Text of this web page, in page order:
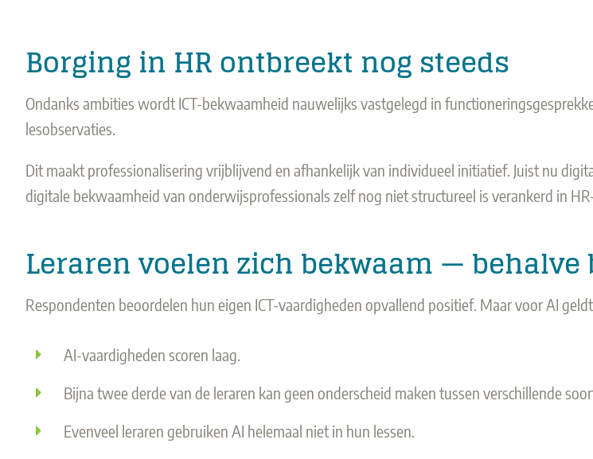
Borging in HR ontbreekt nog steeds
Ondanks ambities wordt ICT-bekwaamheid nauwelijks vastgelegd in
lesobservaties.
Dit maakt professionalisering vrijblijvend en afhankelijk van individueel initiatief. Juist nu
digitale bekwaamheid van onderwijsprofessionals zelf nog niet structureel is verankerd in
Leraren voelen zich bekwaam —
Respondenten beoordelen hun eigen ICT-vaardigheden opvallend positief. Maar voor AI
AI-vaardigheden scoren laag.
Bijna twee derde van de leraren kan geen onderscheid maken tussen verschillende
Evenveel leraren gebruiken AI helemaal niet in hun lessen.